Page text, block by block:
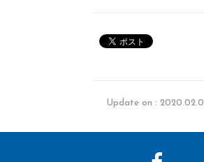
Update on : 2020.02.01